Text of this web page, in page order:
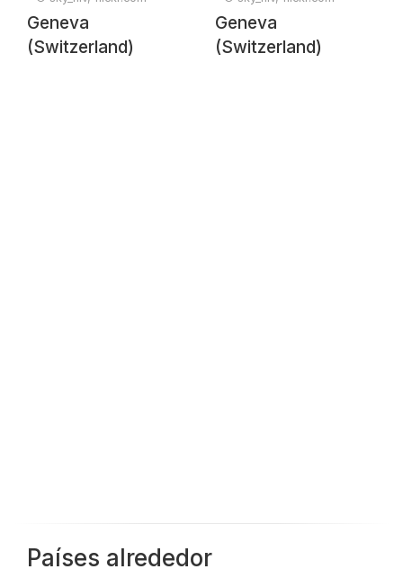
Geneva
(Switzerland)
Geneva
(Switzerland)
Países alrededor